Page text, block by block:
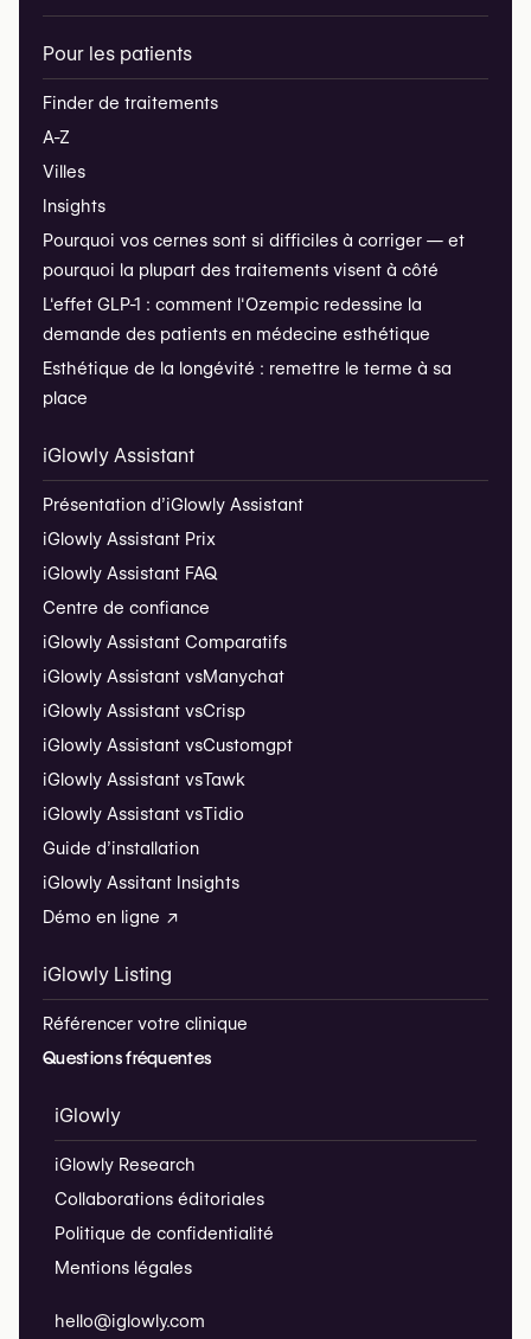
Pour les patients
Finder de traitements
A-Z
Villes
Insights
Pourquoi vos cernes sont si difficiles à corriger — et
pourquoi la plupart des traitements visent à côté
L'effet GLP-1 : comment l'Ozempic redessine la
demande des patients en médecine esthétique
Esthétique de la longévité : remettre le terme à sa
place
iGlowly Assistant
Présentation d’iGlowly Assistant
iGlowly Assistant Prix
iGlowly Assistant FAQ
Centre de confiance
iGlowly Assistant Comparatifs
iGlowly Assistant vsManychat
iGlowly Assistant vsCrisp
iGlowly Assistant vsCustomgpt
iGlowly Assistant vsTawk
iGlowly Assistant vsTidio
Guide d’installation
iGlowly Assitant Insights
Démo en ligne ↗
iGlowly Listing
Référencer votre clinique
Questions fréquentes
iGlowly
iGlowly Research
Collaborations éditoriales
Politique de confidentialité
Mentions légales
hello@iglowly.com